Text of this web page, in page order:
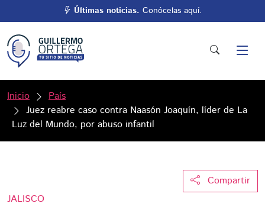
Últimas noticias. Conócelas aquí.
Inicio
País
Juez reabre caso contra Naasón Joaquín, líder de La
Luz del Mundo, por abuso infantil
Compartir
JALISCO